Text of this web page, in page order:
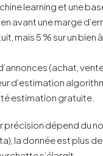
learning et une
avant une marge
mais 5 % sur un
(achat,
d’estimation
estimation gratuite.
précision dépend du
la donnée est plus